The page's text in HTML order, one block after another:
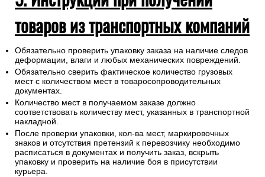
товаров из транспортных компаний
Обязательно проверить упаковку заказа на наличие следов
деформации, влаги и любых механических повреждений.
Обязательно сверить фактическое количество грузовых
мест с количеством мест в товаросопроводительных
документах.
Количество мест в получаемом заказе должно
соответствовать количеству мест, указанных в транспортной
накладной.
После проверки упаковки, кол-ва мест, маркировочных
знаков и отсутствия претензий к перевозчику необходимо
расписаться в документах и получить заказ, вскрыть
упаковку и проверить на наличие боя в присутствии
курьера.